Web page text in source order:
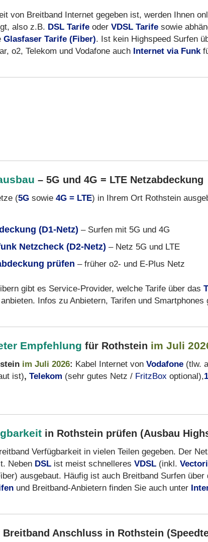
von Breitband Internet gegeben ist, werden Ihnen
also z.B. DSL Tarife oder VDSL Tarife sowie
Glasfaser Tarife (Fiber). Ist kein Highspeed Surfen
o2, Telekom und Vodafone auch Internet via Funk
– 5G und 4G = LTE Netzabdeckung
(5G sowie 4G = LTE) in Ihrem Ort Rothstein
(D1-Netz) – Surfen mit 5G und 4G
Netzcheck (D2-Netz) – Netz 5G und LTE
prüfen – früher o2- und E-Plus Netz
gibt es Service-Provider, welche Tarife über das
anbieten. Infos zu Anbietern, Tarifen und Smartphones
Empfehlung für Rothstein im Juli
im Juli 2026: Kabel Internet von Vodafone (tlw.
ist), Telekom (sehr gutes Netz / FritzBox optional),
in Rothstein prüfen (Ausbau
Verfügbarkeit in vielen Teilen gegeben. Der
Neben DSL ist meist schnelleres VDSL (inkl.
ausgebaut. Häufig ist auch Breitband Surfen
und Breitband-Anbietern finden Sie auch unter
Breitband Anschluss in Rothstein